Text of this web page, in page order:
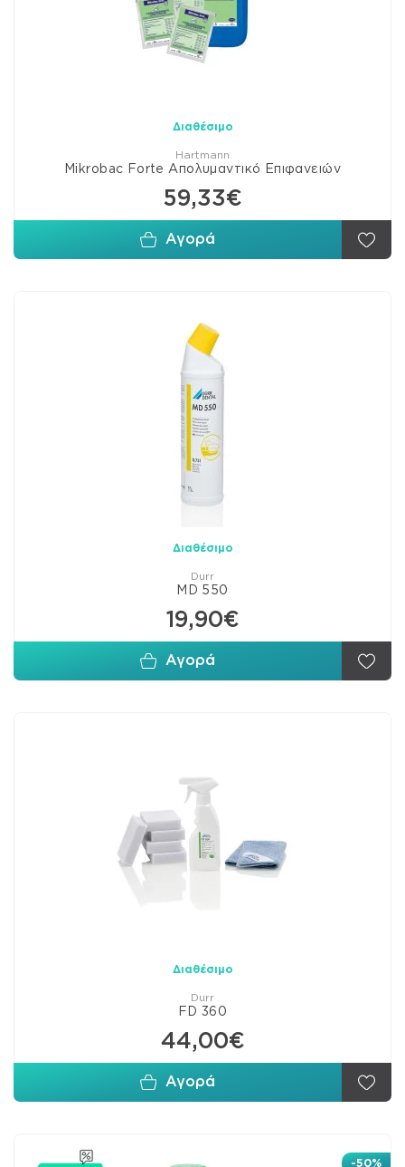
Διαθέσιμο
Hartmann
Mikrobac Forte Απολυμαντικό Επιφανειών
59,33€
Αγορά
Διαθέσιμο
Durr
MD 550
19,90€
Αγορά
Διαθέσιμο
Durr
FD 360
44,00€
Αγορά
-50%